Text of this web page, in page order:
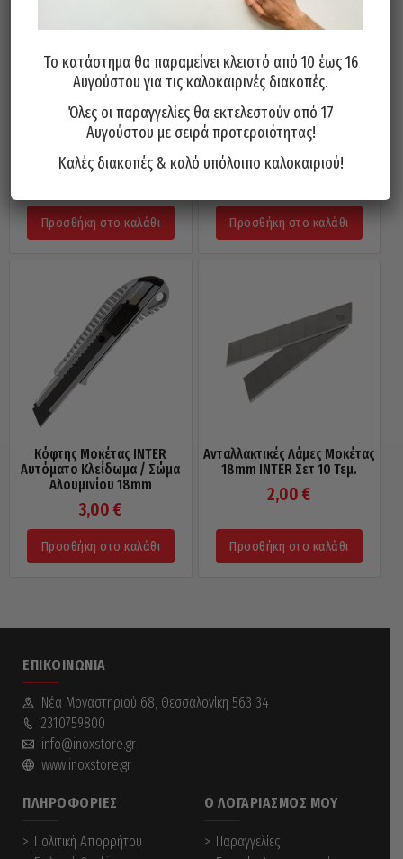
Κόφτης Μοκέτας KDS Ιαπωνίας
L-32 / Σώμα Αλουμινίου 18mm
Προσθήκη στο καλάθι
Κόφτης Μοκέτας KDS Ιαπωνίας
Αυτόματο Κλείδωμα L-22 18mm
Προσθήκη στο καλάθι
Κόφτης Μοκέτας INTER
Αυτόματο Κλείδωμα / Σώμα
Αλουμινίου 18mm
3,00€
Προσθήκη στο καλάθι
Ανταλλακτικές Λάμες Μοκέτας
18mm INTER Σετ 10 Τεμ.
2,00€
Προσθήκη στο καλάθι
ΕΠΙΚΟΙΝΩΝΊΑ
Νέα Mοναστηριού 68, Θεσσαλονίκη 563 34
2310759800
info@inoxstore.gr
www.inoxstore.gr
ΠΛΗΡΟΦΟΡΊΕΣ
Πολιτική Απορρήτου
Ο ΛΟΓΑΡΙΑΣΜΌΣ ΜΟΥ
Παραγγελίες
Το κατάστημα θα παραμείνει κλειστό από 10 έως 16
Αυγούστου για τις καλοκαιρινές διακοπές.
Όλες οι παραγγελίες θα εκτελεστούν από 17
Αυγούστου με σειρά προτεραιότητας!
Καλές διακοπές & καλό υπόλοιπο καλοκαιριού!